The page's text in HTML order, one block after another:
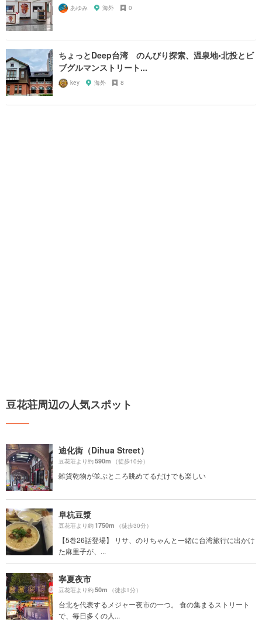
あゆみ 海外 0
ちょっとDeep台湾 のんびり探索、温泉地•北投とビ
ブグルマンストリート...
key 海外 8
豆花荘周辺の人気スポット
迪化街（Dihua Street）
豆花荘より約590m （徒歩10分）
雑貨乾物が並ぶところ眺めてるだけでも楽しい
阜杭豆漿
豆花荘より約1750m （徒歩30分）
【5巻26話登場】 リサ、のりちゃんと一緒に台湾旅行に出かけ
た麻里子が、...
寧夏夜市
豆花荘より約50m （徒歩1分）
台北を代表するメジャー夜市の一つ。 食の集まるストリート
で、毎日多くの人...